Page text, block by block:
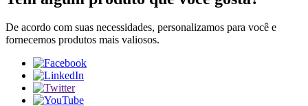
De acordo com suas necessidades, personalizamos para você e
fornecemos produtos mais valiosos.